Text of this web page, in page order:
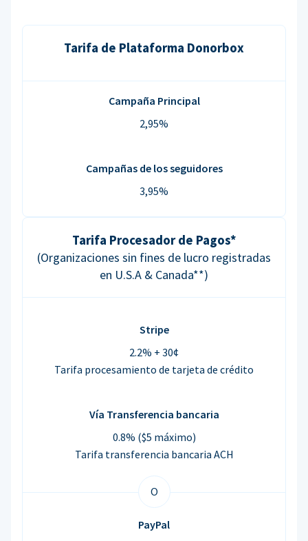
Tarifa de Plataforma Donorbox
Campaña Principal
2,95%
Campañas de los seguidores
3,95%
Tarifa Procesador de Pagos*
(Organizaciones sin fines de lucro registradas
en U.S.A & Canada**)
Stripe
2.2% + 30¢
Tarifa procesamiento de tarjeta de crédito
Vía Transferencia bancaria
0.8% ($5 máximo)
Tarifa transferencia bancaria ACH
O
PayPal